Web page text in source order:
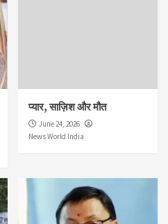
प्यार, साज़िश और मौत
June 24, 2026
News World India